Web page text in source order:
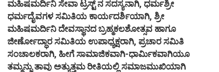
ಮಹಿಷಮರ್ದಿನಿ ಸೇವಾ ಟ್ರಸ್ಟ್ ನ ಸದಸ್ಯನಾಗಿ, ಧರ್ಮಶ್ರೀ
ಧರ್ಮದೈವಗಳ ಸಮಿತಿಯ ಕಾರ್ಯದರ್ಶಿಯಾಗಿ, ಶ್ರೀ
ಮಹಿಷಮರ್ದಿನಿ ದೇವಸ್ಥಾನದ ಬ್ರಹ್ಮಕಲಶೋತ್ಸವ ಹಾಗೂ
ಜೀರ್ಣೋದ್ಧಾರ ಸಮಿತಿಯ ಉಪಾಧ್ಯಕ್ಷರಾಗಿ, ಪ್ರಚಾರ ಸಮಿತಿ
ಸಂಚಾಲಕರಾಗಿ, ಹೀಗೆ ಸಾಮಾಜಿಕವಾಗಿ-ಧಾರ್ಮಿಕವಾಗಿಯೂ
ತಮ್ಮನ್ನು ತಾವು ಅತ್ಯುತ್ತಮ ರೀತಿಯಲ್ಲಿ ಸಮಾಜಮುಖಿಯಾಗಿ